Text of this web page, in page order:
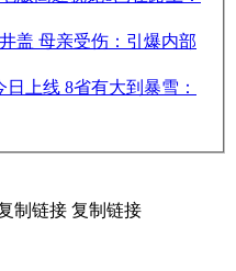
盖 母亲受伤：引爆内部
上线 8省有大到暴雪：
制链接 复制链接